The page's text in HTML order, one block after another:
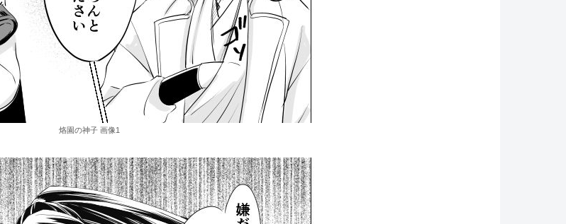
烙園の神子 画像1